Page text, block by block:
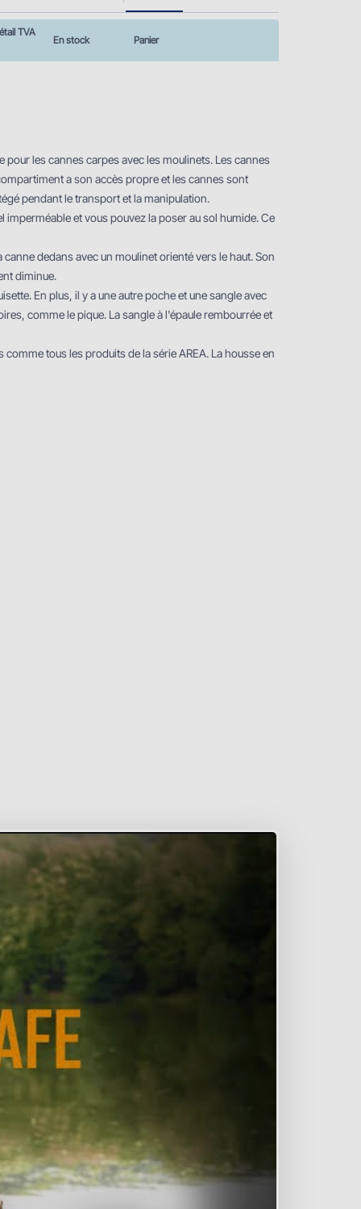
TVA
En stock Panier
les cannes carpes avec les moulinets. Les cannes
a son accès propre et les cannes sont
pendant le transport et la manipulation.
imperméable et vous pouvez la poser au sol humide. Ce
dedans avec un moulinet orienté vers le haut. Son
diminue.
En plus, il y a une autre poche et une sangle avec
comme le pique. La sangle à l'épaule rembourrée et
tous les produits de la série AREA. La housse en